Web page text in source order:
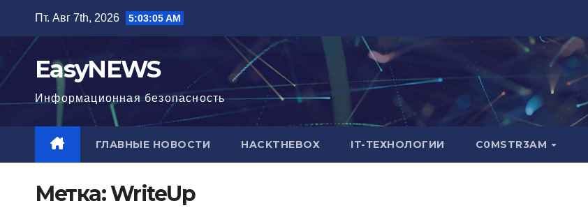
содержимому
Пт. Авг 7th, 2026 5:03:06 AM
EasyNEWS
Информационная безопаcность
ГЛАВНЫЕ НОВОСТИ HACKTHEBOX IT-ТЕХНОЛОГИИ C0MSTR3AM
Метка:WriteUp